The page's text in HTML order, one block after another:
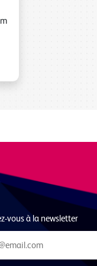
vous à la newsletter